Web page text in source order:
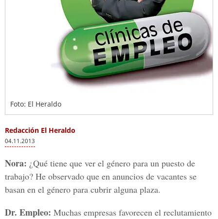
Foto: El Heraldo
Redacción El Heraldo
04.11.2013
Nora: ¿Qué tiene que ver el género para un puesto de
trabajo? He observado que en anuncios de vacantes se
basan en el género para cubrir alguna plaza.
Dr. Empleo: Muchas empresas favorecen el reclutamiento